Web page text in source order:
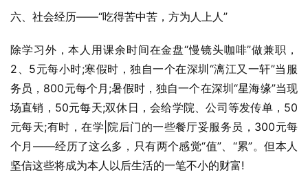
六、社会经历——“吃得苦中苦，方为人上人”
除学习外，本人用课余时间在金盘“慢镜头咖啡”做兼职，
2、5元每小时;寒假时，独自一个在深圳“漓江又一轩”当服
务员，800元每个月;暑假时，独自一个在深圳“星海缘”当现
场直销，50元每天;双休日，会给学院、公司等发传单，50
元每天;有时，在学|院后门的一些餐厅妥服务员，300元每
个月——经历了这么多，只有两个感觉“值”、“累”。但本人
坚信这些将成为本人以后生活的一笔不小的财富!